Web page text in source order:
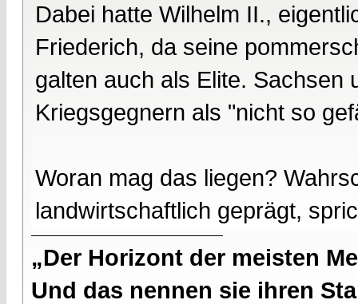
Dabei hatte Wilhelm II.,
Friederich, da seine
galten auch als Elite. Sachsen
Kriegsgegnern als "nicht so
Woran mag das liegen?
landwirtschaftlich geprägt,
„Der Horizont der meisten
Und das nennen sie ihren